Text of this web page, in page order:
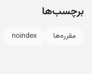
برچسب‌ها
مقرره‌ها noindex